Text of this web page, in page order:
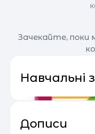
Зачекайте, поки
Навчальні
Дописи